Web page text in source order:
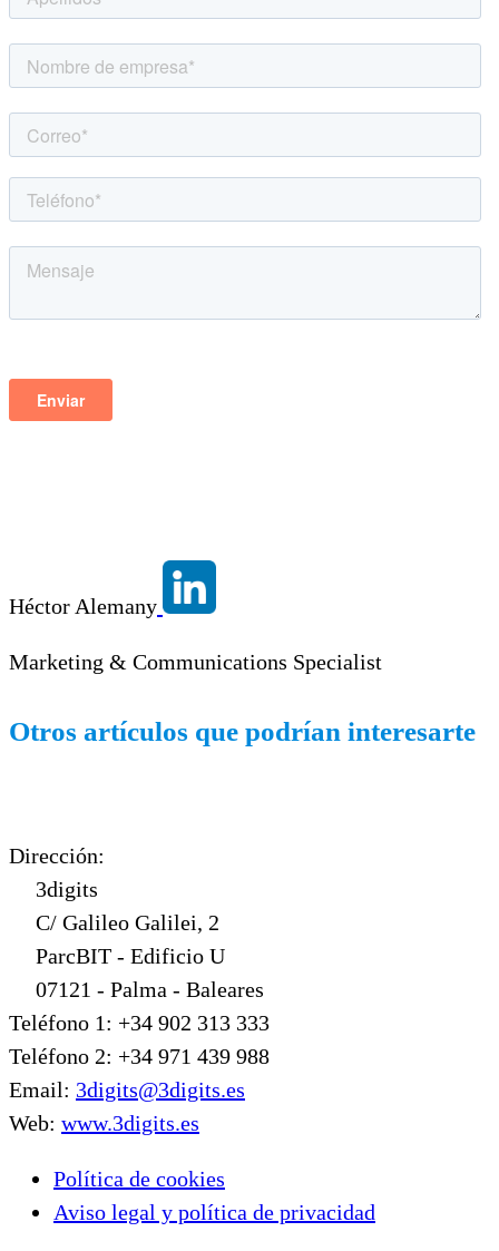
Héctor Alemany
Marketing & Communications Specialist
Otros artículos que podrían interesarte
Dirección:
3digits
C/ Galileo Galilei, 2
ParcBIT - Edificio U
07121 - Palma - Baleares
Teléfono 1: +34 902 313 333
Teléfono 2: +34 971 439 988
Email: 3digits@3digits.es
Web: www.3digits.es
Política de cookies
Aviso legal y política de privacidad